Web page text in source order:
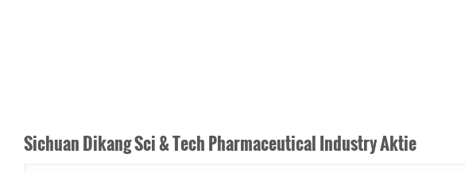
Sichuan Dikang Sci & Tech Pharmaceutical Industry Aktie